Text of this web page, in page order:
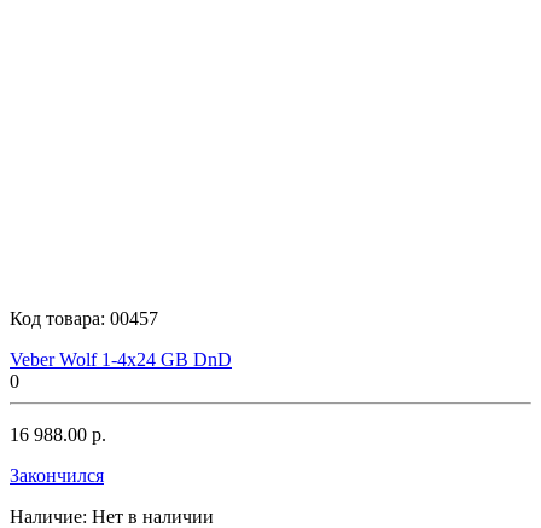
Код товара: 00457
Veber Wolf 1-4x24 GB DnD
0
16 988.00 р.
Закончился
Наличие: Нет в наличии